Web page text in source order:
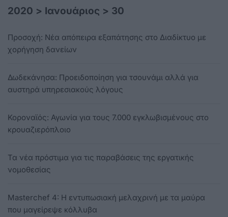
2020 > Ιανουάριος > 30
Προσοχή: Νέα απόπειρα εξαπάτησης στο Διαδίκτυο με
χορήγηση δανείων
Δωδεκάνησα: Προειδοποίηση για τσουνάμι αλλά για
αυστηρά υπηρεσιακούς λόγους
Κοροναϊός: Αγωνία για τους 7.000 εγκλωβισμένους στο
κρουαζιερόπλοιο
Τα νέα πρόστιμα για τις παραβάσεις της εργατικής
νομοθεσίας
Masterchef 4: Η εντυπωσιακή μελαχρινή με τα μαύρα
που μαγείρεψε κόλλυβα